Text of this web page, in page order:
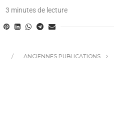
3 minutes de lecture
ANCIENNES PUBLICATIONS